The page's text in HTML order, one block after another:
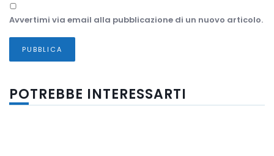
Avvertimi via email alla pubblicazione di un nuovo articolo.
POTREBBE INTERESSARTI